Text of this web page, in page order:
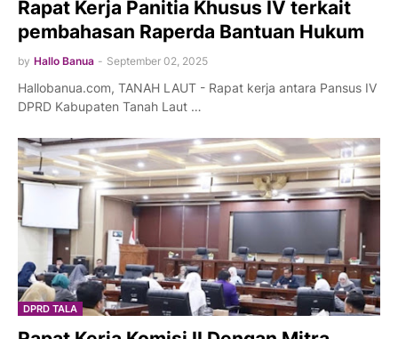
Rapat Kerja Panitia Khusus IV terkait
pembahasan Raperda Bantuan Hukum
by Hallo Banua - September 02, 2025
Hallobanua.com, TANAH LAUT - Rapat kerja antara Pansus IV
DPRD Kabupaten Tanah Laut …
DPRD TALA